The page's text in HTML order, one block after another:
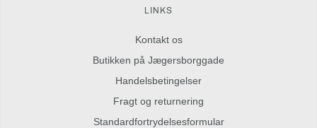
LINKS
Kontakt os
Butikken på Jægersborggade
Handelsbetingelser
Fragt og returnering
Standardfortrydelsesformular